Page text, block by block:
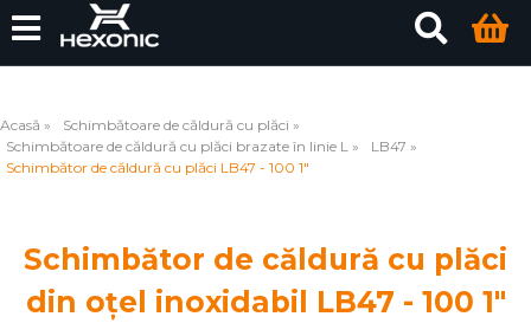
Acasă
Schimbătoare de căldură cu plăci
Schimbătoare de căldură cu plăci brazate în linie L
LB47
Schimbător de căldură cu plăci LB47 - 100 1"
Schimbător de căldură cu plăci
din oțel inoxidabil LB47 - 100 1"